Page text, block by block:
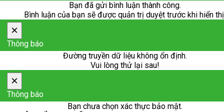
Bạn đã gửi bình luận thành công.
Bình luận của bạn sẽ được quản trị duyệt trước khi hiển
×
Thông báo
Đường truyền dữ liệu không ổn định.
Vui lòng thử lại sau!
×
Thông báo
Bạn chưa chọn xác thực bảo mật.